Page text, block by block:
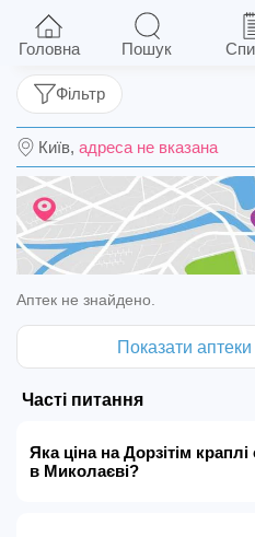
Дорзітім краплі
Київ, адреса не вказана
Фільтр
Аптек не знайдено.
Показати
Часті питання
Яка ціна на Дорзітім
в Миколаєві?
Головна Пошук